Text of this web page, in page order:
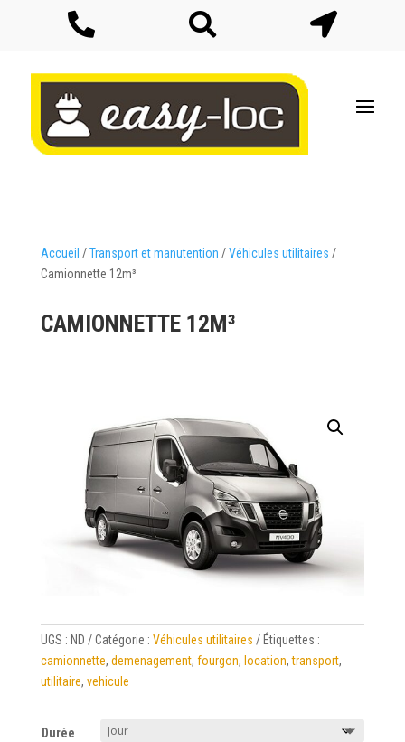
  
Accueil /Transport et manutention /Véhicules utilitaires /
Camionnette 12m³
CAMIONNETTE 12M³
UGS : ND Catégorie : Véhicules utilitaires
Étiquettes :
camionnette, demenagement, fourgon, location,transport,
utilitaire, vehicule
Durée